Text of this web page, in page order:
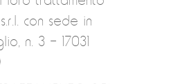
con sede in
n. 3 – 17031